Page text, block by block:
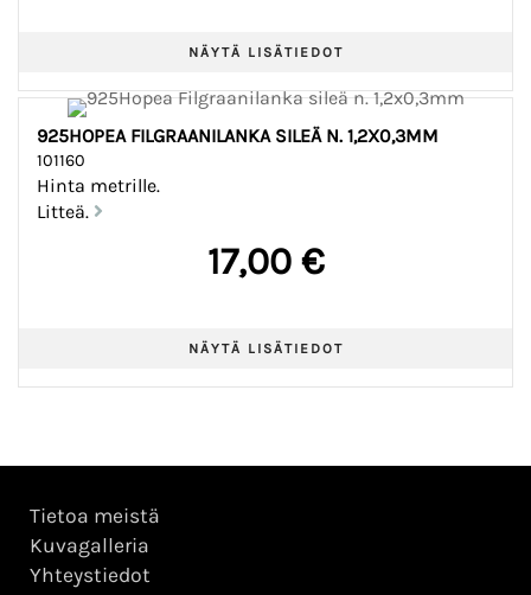
925HOPEA FILGRAANILANKA SILEÄ N. 1,2X0,3MM
101160
Hinta metrille.
Litteä.
17,00 €
Tietoa meistä
Kuvagalleria
Yhteystiedot